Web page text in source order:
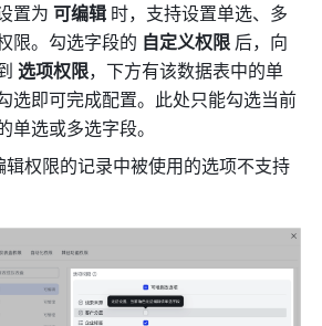
置为 可编辑 时，支持设置单选、多
限。勾选字段的 自定义权限 后，向
选项权限，下方有该数据表中的单
选即可完成配置。此处只能勾选当前
单选或多选字段。
辑权限的记录中被使用的选项不支持